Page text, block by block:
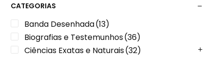
CATEGORIAS
Banda Desenhada(13)
Biografias e Testemunhos(36)
Ciências Exatas e Naturais(32)